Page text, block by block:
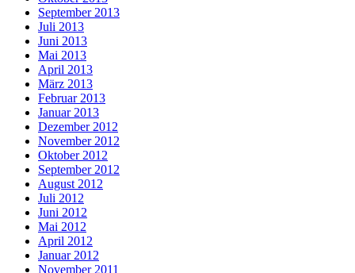
September 2013
Juli 2013
Juni 2013
Mai 2013
April 2013
März 2013
Februar 2013
Januar 2013
Dezember 2012
November 2012
Oktober 2012
September 2012
August 2012
Juli 2012
Juni 2012
Mai 2012
April 2012
Januar 2012
November 2011